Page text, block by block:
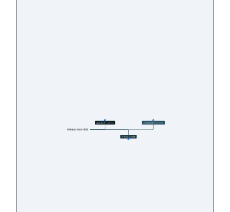
🕰️ 生命のタイムライン
🦴 化石からの証拠
🔬 進化的変化のメカニズム
動物進化の物語の展開